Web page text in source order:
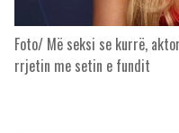
Foto/ Më seksi se kurrë,
rrjetin me setin e fundit